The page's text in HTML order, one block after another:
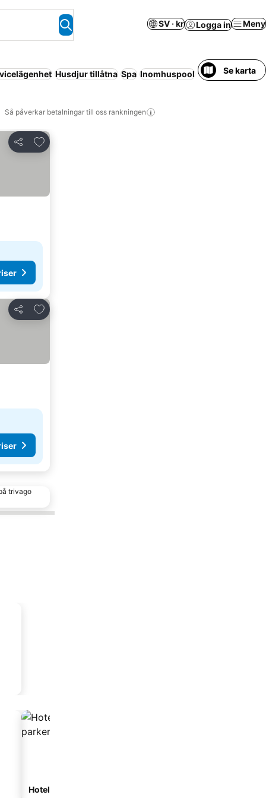
SV · kr Logga in Meny
Husdjur tillåtna Spa Inomhuspool GratisSe karta
Så påverkar betalningar till oss rankningen
Dela
Lägg till i Mina Favoriter
Dela
Lägg till i Mina Favoriter
trivago
Hotell med parkering